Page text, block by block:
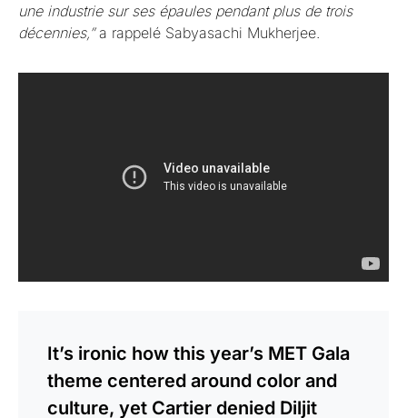
une industrie sur ses épaules pendant plus de trois
décennies,”a rappelé Sabyasachi Mukherjee.
It’s ironic how this year’s MET Gala
theme centered around color and
culture, yet Cartier denied Diljit